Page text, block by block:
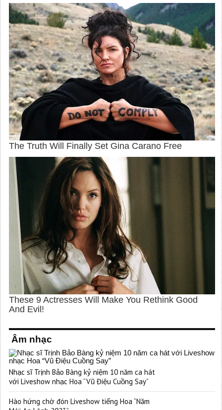
Âm nhạc
Nhạc sĩ Trịnh Bảo Bàng kỷ niệm 10 năm ca hát
với Liveshow nhạc Hoa “Vũ Điệu Cuồng Say”
Hào hứng chờ đón Liveshow tiếng Hoa “Năm